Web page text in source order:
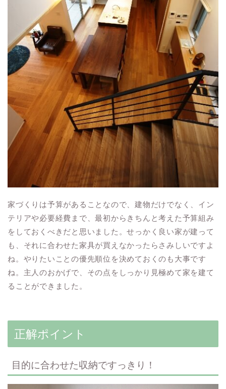
家づくりは予算があることなので、建物だけでなく、イン
テリアや必要経費まで、最初からきちんと考えた予算組み
をしておくべきだと思いました。せっかく良い家が建って
も、それに合わせた家具が買えなかったらさみしいですよ
ね。やりたいことの優先順位を決めておくのも大事です
ね。主人のおかげで、その点をしっかり見極めて家を建て
ることができました。
正解ポイント
目的に合わせた収納ですっきり！